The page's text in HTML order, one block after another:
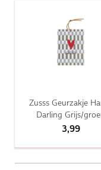
Zusss Geurzakje
Darling Grijs/
3,99